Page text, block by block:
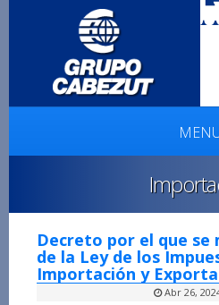
Decreto por el que se
de la Ley de los
Importación y
Abr 26,